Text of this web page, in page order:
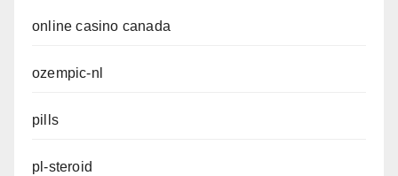
online casino canada
ozempic-nl
pills
pl-steroid